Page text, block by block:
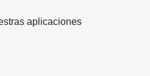
aplicaciones